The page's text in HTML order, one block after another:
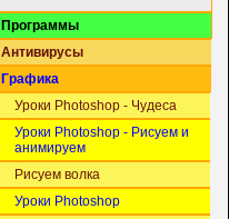
Программы
Антивирусы
Графика
Уроки Photoshop - Чудеса
Уроки Photoshop - Рисуем и
анимируем
Рисуем волка
Уроки Photoshop